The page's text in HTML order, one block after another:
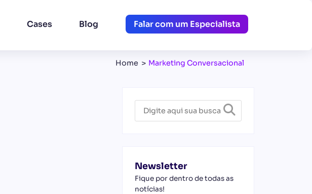
Cases Blog Falar com um Especialista
Home Marketing Conversacional
Newsletter
Fique por dentro de todas as
notícias!